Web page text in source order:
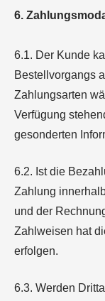
6.
6.1. Der Kunde
Bestellvorgangs
Zahlungsarten
Verfügung
gesonderten
6.2. Ist die
Zahlung
und der
Zahlweisen hat
erfolgen.
6.3. Werden